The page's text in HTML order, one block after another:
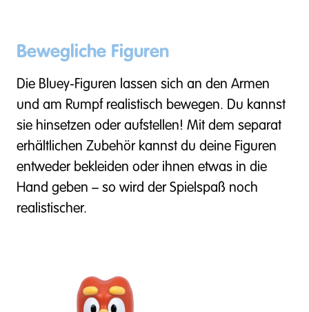
Bewegliche Figuren
Die Bluey-Figuren lassen sich an den Armen
und am Rumpf realistisch bewegen. Du kannst
sie hinsetzen oder aufstellen! Mit dem separat
erhältlichen Zubehör kannst du deine Figuren
entweder bekleiden oder ihnen etwas in die
Hand geben – so wird der Spielspaß noch
realistischer.